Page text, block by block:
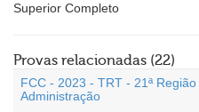
Superior Completo
Provas relacionadas (22)
FCC - 2023 - TRT - 21ª
Administração